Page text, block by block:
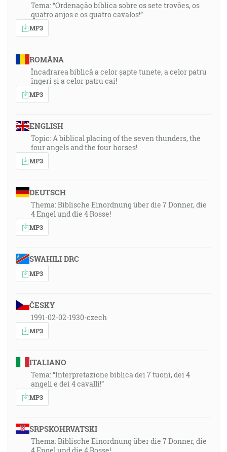
Tema: “Ordenação bíblica sobre os sete trovões, os
quatro anjos e os quatro cavalos!”
MP3
ROMÂNA
Încadrarea biblică a celor șapte tunete, a celor patru
îngeri și a celor patru cai!
MP3
ENGLISH
Topic: A biblical placing of the seven thunders, the
four angels and the four horses!
MP3
DEUTSCH
Thema: Biblische Einordnung über die 7 Donner, die
4 Engel und die 4 Rosse!
MP3
SWAHILI DRC
MP3
ČESKY
1991-02-02-1930-czech
MP3
ITALIANO
Tema: “Interpretazione biblica dei 7 tuoni, dei 4
angeli e dei 4 cavalli!”
MP3
SRPSKOHRVATSKI
Thema: Biblische Einordnung über die 7 Donner, die